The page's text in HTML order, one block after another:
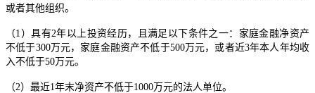
或者其他组织。
（1）具有2年以上投资经历，且满足以下条件之一：家庭金融净资产
不低于300万元，家庭金融资产不低于500万元，或者近3年本人年均收
入不低于50万元。
（2）最近1年末净资产不低于1000万元的法人单位。